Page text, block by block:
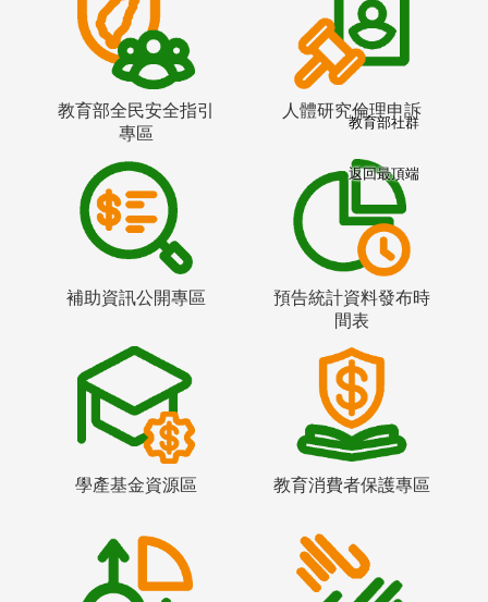
教育部全民安全指引
專區
人體研究倫理申訴
補助資訊公開專區
預告統計資料發布時
間表
學產基金資源區 教育消費者保護專區
教育部社群
返回最頂端